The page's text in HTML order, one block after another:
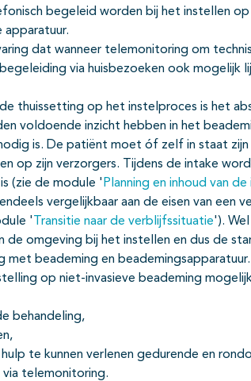
begeleid worden bij het instellen
dat wanneer telemonitoring om
via huisbezoeken ook mogelijk
thuissetting op het instelproces is het
voldoende inzicht hebben in het
is. De patiënt moet óf zelf in staat
op zijn verzorgers. Tijdens de intake
(zie de module ' Planning en inhoud van de
vergelijkbaar aan de eisen van een
'Transitie naar de verblijfssituatie').
omgeving bij het instellen en dus de
met beademing en beademingsapparatuur.
op niet-invasieve beademing
behandeling,
te kunnen verlenen gedurende en
telemonitoring.